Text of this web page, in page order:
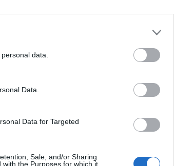
data.
Data.
Data for Targeted
Sale, and/or Sharing
the Purposes for which it
RSS 2.0
bejegyzések
Kommentek
Használati utasítás
fel saját Gyönyörűségére.